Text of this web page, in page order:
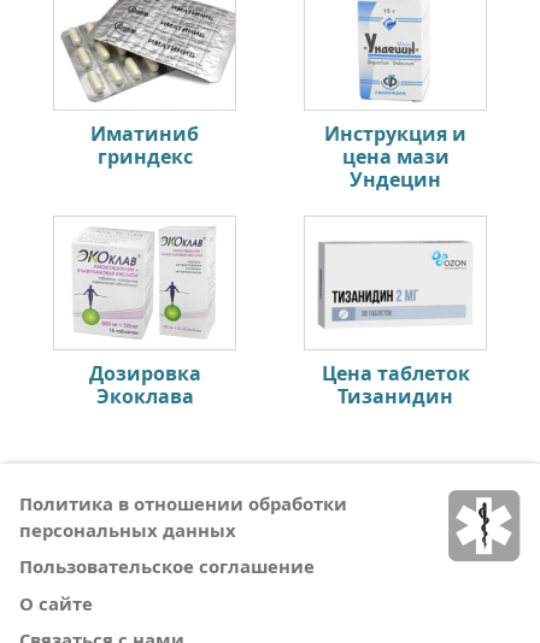
Иматиниб
гриндекс
Инструкция и
цена мази
Ундецин
Дозировка
Экоклава
Цена таблеток
Тизанидин
Политика в отношении обработки
персональных данных
Пользовательское соглашение
О сайте